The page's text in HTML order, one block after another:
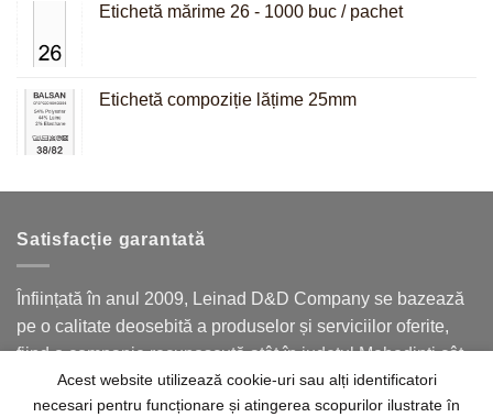
Etichetă mărime 26 - 1000 buc / pachet
Etichetă compoziție lățime 25mm
Satisfacție garantată
Înființată în anul 2009, Leinad D&D Company se bazează
pe o calitate deosebită a produselor și serviciilor oferite,
fiind o companie recunoscută atât în județul Mehedinți cât
și în județele limitrofe.
Acest website utilizează cookie-uri sau alți identificatori
necesari pentru funcționare și atingerea scopurilor ilustrate în